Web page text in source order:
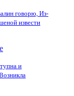
говорю, Из-
извести
и